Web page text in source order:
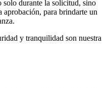
solo durante la solicitud, sino
aprobación, para brindarte un
y tranquilidad son nuestra